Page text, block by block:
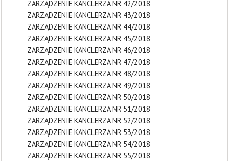
ZARZĄDZENIE KANCLERZA NR 42/2018
ZARZĄDZENIE KANCLERZA NR 43/2018
ZARZĄDZENIE KANCLERZA NR 44/2018
ZARZĄDZENIE KANCLERZA NR 45/2018
ZARZĄDZENIE KANCLERZA NR 46/2018
ZARZĄDZENIE KANCLERZA NR 47/2018
ZARZĄDZENIE KANCLERZA NR 48/2018
ZARZĄDZENIE KANCLERZA NR 49/2018
ZARZĄDZENIE KANCLERZA NR 50/2018
ZARZĄDZENIE KANCLERZA NR 51/2018
ZARZĄDZENIE KANCLERZA NR 52/2018
ZARZĄDZENIE KANCLERZA NR 53/2018
ZARZĄDZENIE KANCLERZA NR 54/2018
ZARZĄDZENIE KANCLERZA NR 55/2018